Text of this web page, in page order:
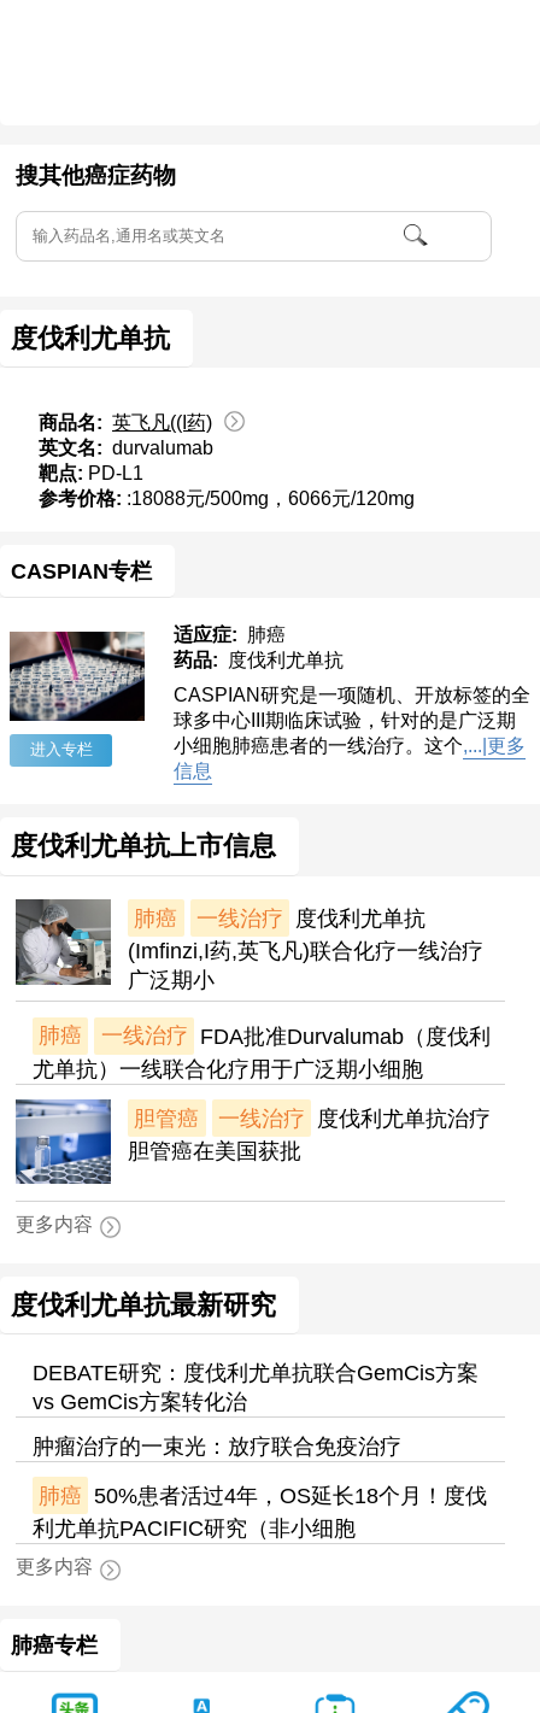
搜其他癌症药物
度伐利尤单抗
商品名: 英飞凡((I药)
英文名: durvalumab
靶点: PD-L1
参考价格: :18088元/500mg，6066元/120mg
CASPIAN专栏
进入专栏
适应症: 肺癌
药品:
度伐利尤单抗
CASPIAN研究是一项随机、开放标签的全
球多中心III期临床试验，针对的是广泛期
小细胞肺癌患者的一线治疗。这个,...|更多
信息
度伐利尤单抗上市信息
肺癌 一线治疗
度伐利尤单抗
(Imfinzi,I药,英飞凡)联合化疗一线治疗
广泛期小
肺癌 一线治疗 FDA批准Durvalumab（度伐利
尤单抗）一线联合化疗用于广泛期小细胞
胆管癌 一线治疗
度伐利尤单抗治疗
胆管癌在美国获批
更多内容
度伐利尤单抗最新研究
DEBATE研究：度伐利尤单抗联合GemCis方案
vs GemCis方案转化治
肿瘤治疗的一束光：放疗联合免疫治疗
肺癌 50%患者活过4年，OS延长18个月！度伐
利尤单抗PACIFIC研究（非小细胞
更多内容
肺癌专栏